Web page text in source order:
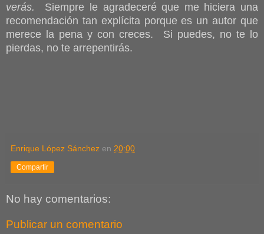
verás. Siempre le agradeceré que me hiciera una
recomendación tan explícita porque es un autor que
merece la pena y con creces. Si puedes, no te lo
pierdas, no te arrepentirás.
Enrique López Sánchez en 20:00
Compartir
No hay comentarios:
Publicar un comentario